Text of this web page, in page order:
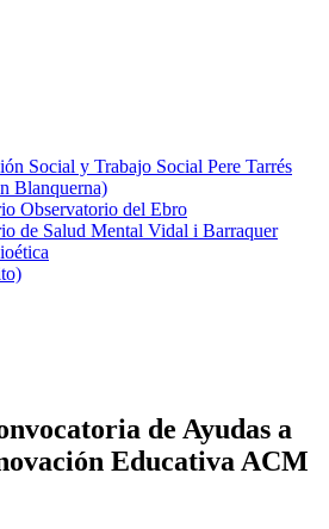
Social y Trabajo Social Pere Tarrés
Blanquerna)
Observatorio del Ebro
de Salud Mental Vidal i Barraquer
de Ayudas a
Educativa ACM